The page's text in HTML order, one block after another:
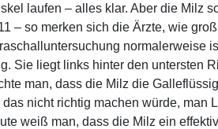
laufen – alles klar. Aber die Milz
– so merken sich die Ärzte, wie
normalerweise
Sie liegt links hinter den untersten
man, dass die Milz die
das nicht richtig machen würde, man
weiß man, dass die Milz ein